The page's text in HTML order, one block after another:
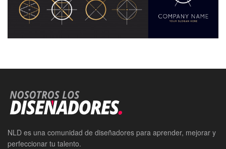
NLD es una comunidad de diseñadores para aprender, mejorar y
perfeccionar tu talento.